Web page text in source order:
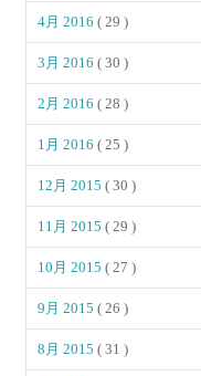
4月 2016( 29 )
3月 2016( 30 )
2月 2016( 28 )
1月 2016( 25 )
12月 2015( 30 )
11月 2015( 29 )
10月 2015( 27 )
9月 2015( 26 )
8月 2015( 31 )